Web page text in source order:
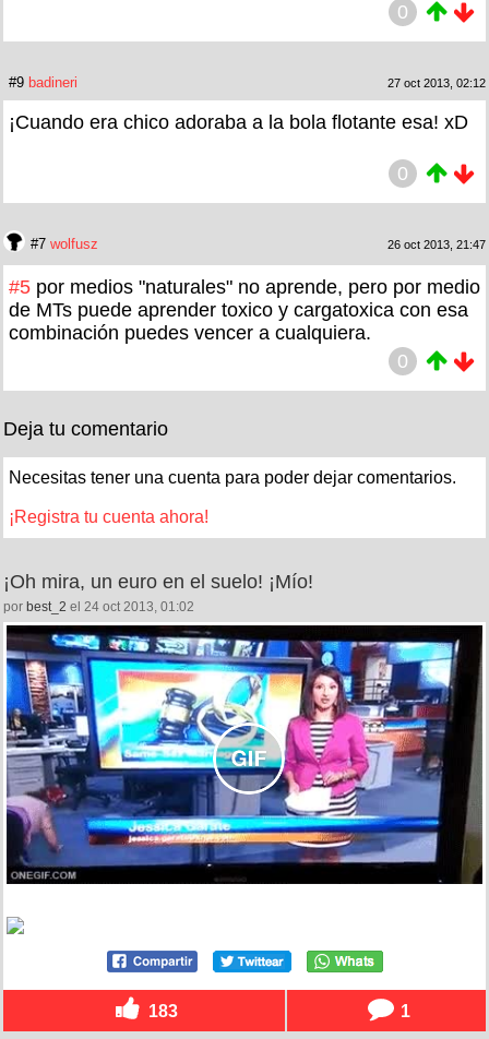
0
#9 badineri 27 oct 2013, 02:12
¡Cuando era chico adoraba a la bola flotante esa! xD
0
#7 wolfusz 26 oct 2013, 21:47
#5 por medios "naturales" no aprende, pero por medio
de MTs puede aprender toxico y cargatoxica con esa
combinación puedes vencer a cualquiera.
0
Deja tu comentario
Necesitas tener una cuenta para poder dejar comentarios.
¡Registra tu cuenta ahora!
¡Oh mira, un euro en el suelo! ¡Mío!
por best_2 el 24 oct 2013, 01:02
183 1